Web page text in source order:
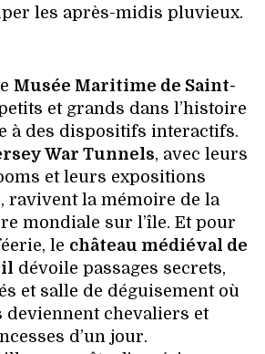
les après-midis pluvieux.
Musée Maritime de Saint-
et grands dans l’histoire
à des dispositifs interactifs.
War Tunnels, avec leurs
et leurs expositions
ravivent la mémoire de la
mondiale sur l’île. Et pour
le château médiéval de
dévoile passages secrets,
et salle de déguisement où
deviennent chevaliers et
d’un jour.